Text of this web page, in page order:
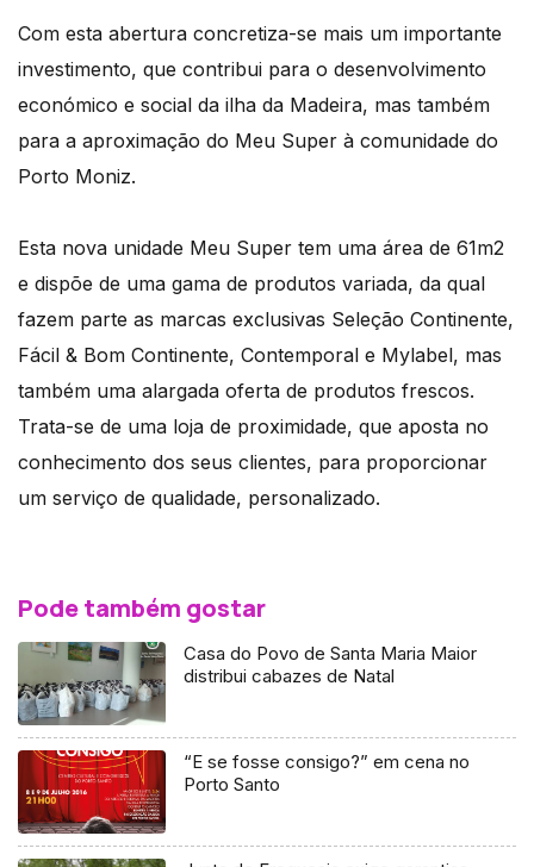
Com esta abertura concretiza-se mais um importante
investimento, que contribui para o desenvolvimento
económico e social da ilha da Madeira, mas também
para a aproximação do Meu Super à comunidade do
Porto Moniz.
Esta nova unidade Meu Super tem uma área de 61m2
e dispõe de uma gama de produtos variada, da qual
fazem parte as marcas exclusivas Seleção Continente,
Fácil & Bom Continente, Contemporal e Mylabel, mas
também uma alargada oferta de produtos frescos.
Trata-se de uma loja de proximidade, que aposta no
conhecimento dos seus clientes, para proporcionar
um serviço de qualidade, personalizado.
Pode também gostar
Casa do Povo de Santa Maria Maior
distribui cabazes de Natal
“E se fosse consigo?” em cena no
Porto Santo